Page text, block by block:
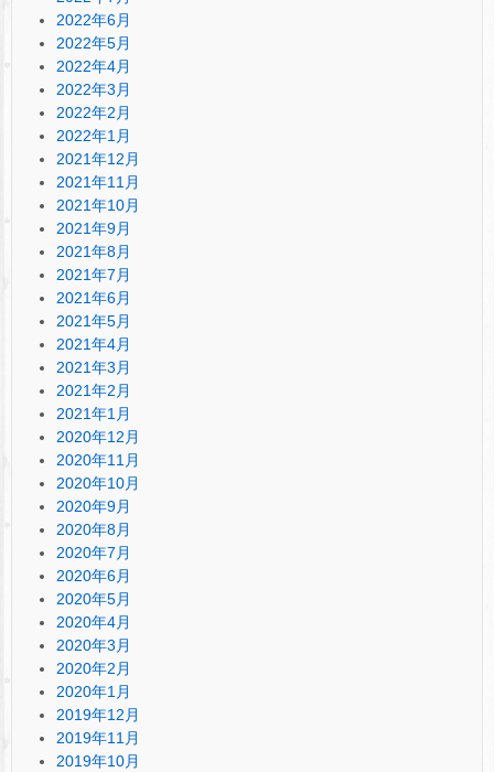
2022年6月
2022年5月
2022年4月
2022年3月
2022年2月
2022年1月
2021年12月
2021年11月
2021年10月
2021年9月
2021年8月
2021年7月
2021年6月
2021年5月
2021年4月
2021年3月
2021年2月
2021年1月
2020年12月
2020年11月
2020年10月
2020年9月
2020年8月
2020年7月
2020年6月
2020年5月
2020年4月
2020年3月
2020年2月
2020年1月
2019年12月
2019年11月
2019年10月